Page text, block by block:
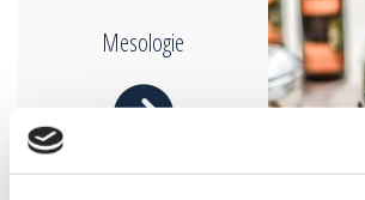
Mesologie
